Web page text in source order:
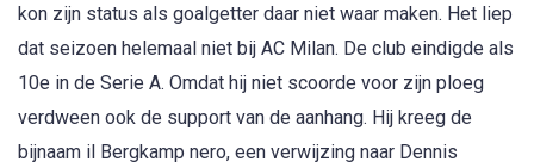
kon zijn status als goalgetter daar niet waar maken. Het liep
dat seizoen helemaal niet bij AC Milan. De club eindigde als
10e in de Serie A. Omdat hij niet scoorde voor zijn ploeg
verdween ook de support van de aanhang. Hij kreeg de
bijnaam il Bergkamp nero, een verwijzing naar Dennis